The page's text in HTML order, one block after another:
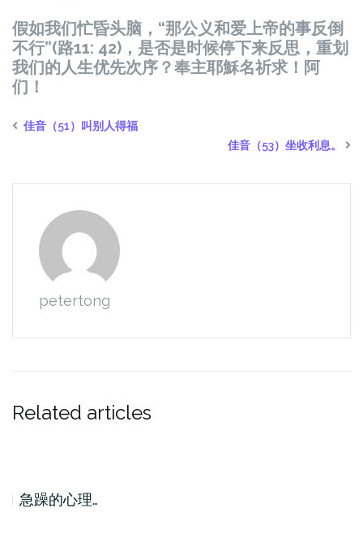
假如我们忙昏头脑，“那公义和爱上帝的事反倒
不行”(路11: 42)，是否是时候停下来反思，重划
我们的人生优先次序？奉主耶穌名祈求！阿
们！
佳音（51）叫别人得福
佳音（53）坐收利息。
petertong
Related articles
急躁的心理…